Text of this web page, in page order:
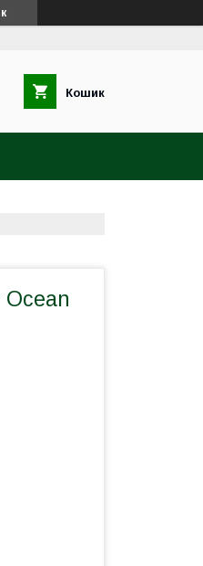
Кошик